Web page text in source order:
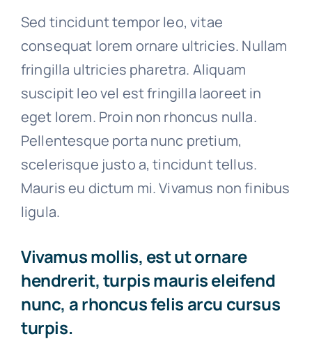
Sed tincidunt tempor leo, vitae
consequat lorem ornare ultricies. Nullam
fringilla ultricies pharetra. Aliquam
suscipit leo vel est fringilla laoreet in
eget lorem. Proin non rhoncus nulla.
Pellentesque porta nunc pretium,
scelerisque justo a, tincidunt tellus.
Mauris eu dictum mi. Vivamus non finibus
ligula.
Vivamus mollis, est ut ornare
hendrerit, turpis mauris eleifend
nunc, a rhoncus felis arcu cursus
turpis.